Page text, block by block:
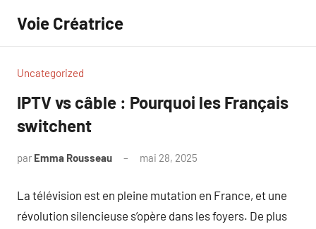
contenu
Voie Créatrice
Uncategorized
IPTV vs câble : Pourquoi les Français
switchent
par Emma Rousseau mai 28, 2025
La télévision est en pleine mutation en France, et une
révolution silencieuse s’opère dans les foyers. De plus